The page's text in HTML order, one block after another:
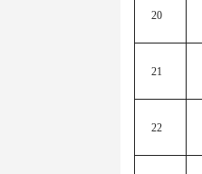
20
21
22